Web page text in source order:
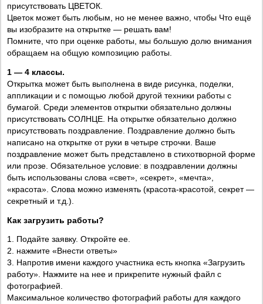
присутствовать ЦВЕТОК.
Цветок может быть любым, но не менее важно, чтобы Что ещё
вы изобразите на открытке — решать вам!
Помните, что при оценке работы, мы большую долю внимания
обращаем на общую композицию работы.
1 — 4 классы.
Открытка может быть выполнена в виде рисунка, поделки,
аппликации и с помощью любой другой техники работы с
бумагой. Среди элементов открытки обязательно должны
присутствовать СОЛНЦЕ. На открытке обязательно должно
присутствовать поздравление. Поздравление должно быть
написано на открытке от руки в четыре строчки. Ваше
поздравление может быть представлено в стихотворной форме
или прозе. Обязательное условие: в поздравлении должны
быть использованы слова «свет», «секрет», «мечта»,
«красота». Слова можно изменять (красота-красотой, секрет —
секретный и т.д.).
Как загрузить работы?
1. Подайте заявку. Откройте ее.
2. нажмите «Внести ответы»
3. Напротив имени каждого участника есть кнопка «Загрузить
работу». Нажмите на нее и прикрепите нужный файл с
фотографией.
Максимальное количество фотографий работы для каждого